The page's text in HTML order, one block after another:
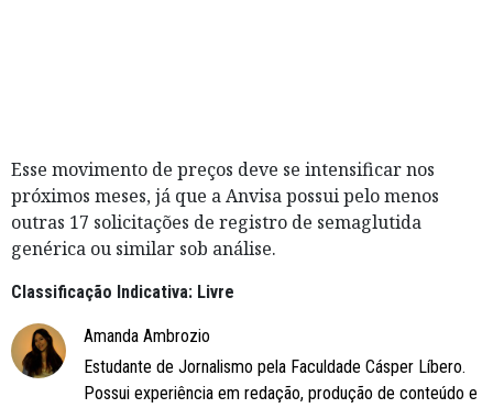
Esse movimento de preços deve se intensificar nos
próximos meses, já que a Anvisa possui pelo menos
outras 17 solicitações de registro de semaglutida
genérica ou similar sob análise.
Classificação Indicativa: Livre
Amanda Ambrozio
Estudante de Jornalismo pela Faculdade Cásper Líbero.
Possui experiência em redação, produção de conteúdo e